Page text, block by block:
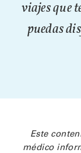
viajes que
puedas
Este
médico